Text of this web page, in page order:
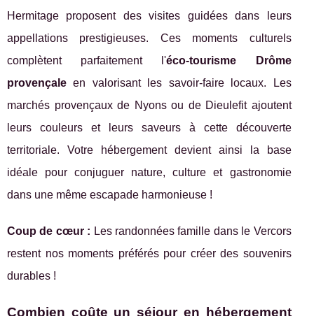
Hermitage proposent des visites guidées dans leurs
appellations prestigieuses. Ces moments culturels
complètent parfaitement l'éco-tourisme Drôme
provençale en valorisant les savoir-faire locaux. Les
marchés provençaux de Nyons ou de Dieulefit ajoutent
leurs couleurs et leurs saveurs à cette découverte
territoriale. Votre hébergement devient ainsi la base
idéale pour conjuguer nature, culture et gastronomie
dans une même escapade harmonieuse !
Coup de cœur : Les randonnées famille dans le Vercors
restent nos moments préférés pour créer des souvenirs
durables !
Combien coûte un séjour en hébergement